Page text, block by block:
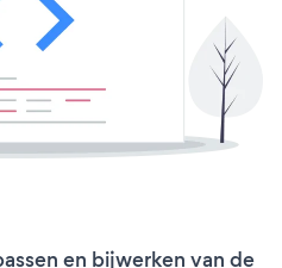
en bijwerken van de